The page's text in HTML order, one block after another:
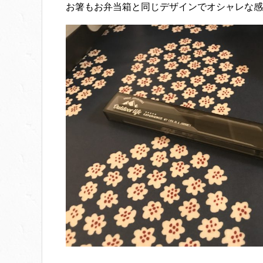
お箸もお弁当箱と同じデザインでオシャレな